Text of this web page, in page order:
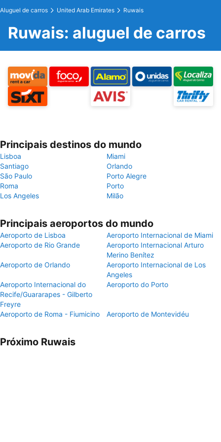
Aluguel de carros United Arab Emirates Ruwais
Ruwais: aluguel de carros
Principais destinos do mundo
Lisboa
Miami
Santiago
Orlando
São Paulo
Porto Alegre
Roma
Porto
Los Angeles
Milão
Principais aeroportos do mundo
Aeroporto de Lisboa
Aeroporto Internacional de Miami
Aeroporto de Rio Grande
Aeroporto Internacional Arturo
Merino Benítez
Aeroporto de Orlando
Aeroporto Internacional de Los
Angeles
Aeroporto Internacional do
Recife/Guararapes - Gilberto
Freyre
Aeroporto do Porto
Aeroporto de Roma - Fiumicino Aeroporto de Montevidéu
Próximo Ruwais